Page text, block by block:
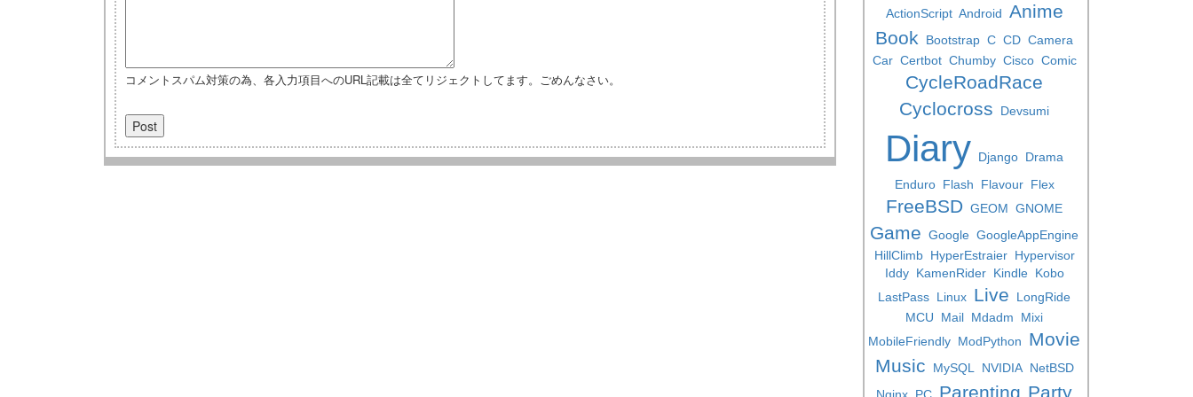
コメントスパム対策の為、各入力項目へのURL記載は全てリジェクトしてます。ごめんなさい。
ActionScript Android Anime
Book
Bootstrap C CD Camera
Car Certbot Chumby Cisco Comic
CycleRoadRace
Cyclocross
Devsumi
Diary Django Drama
Enduro Flash Flavour Flex
FreeBSD GEOM GNOME
Game Google GoogleAppEngine
HillClimb HyperEstraier Hypervisor
Iddy KamenRider Kindle Kobo
LastPass Linux Live
LongRide
MCU
Mail Mdadm
Mixi
MobileFriendly ModPython
Movie
Music
MySQL NVIDIA NetBSD
Nginx PC Parenting Party